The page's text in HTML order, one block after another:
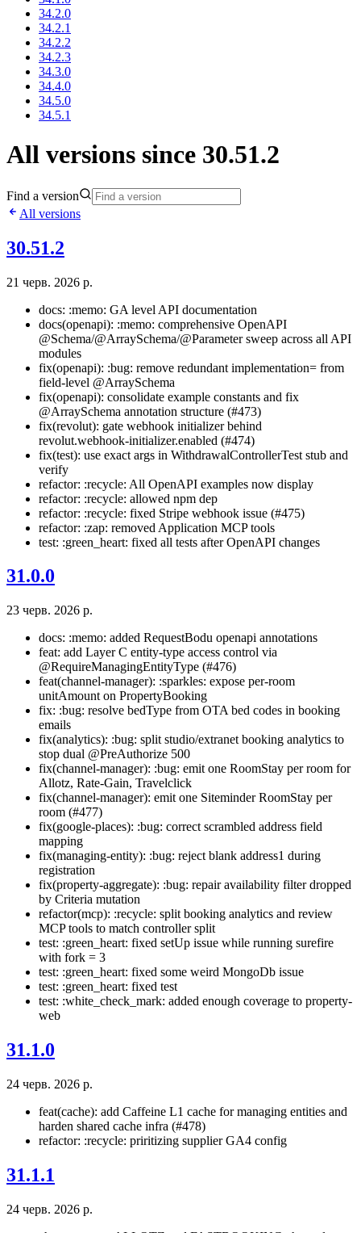
34.2.0
34.2.1
34.2.2
34.2.3
34.3.0
34.4.0
34.5.0
34.5.1
All versions since 30.51.2
Find a version
All versions
30.51.2
21 черв. 2026 р.
docs: :memo: GA level API documentation
docs(openapi): :memo: comprehensive OpenAPI
@Schema/@ArraySchema/@Parameter sweep across all API
modules
fix(openapi): :bug: remove redundant implementation= from
field-level @ArraySchema
fix(openapi): consolidate example constants and fix
@ArraySchema annotation structure (#473)
fix(revolut): gate webhook initializer behind
revolut.webhook-initializer.enabled (#474)
fix(test): use exact args in WithdrawalControllerTest stub and
verify
refactor: :recycle: All OpenAPI examples now display
refactor: :recycle: allowed npm dep
refactor: :recycle: fixed Stripe webhook issue (#475)
refactor: :zap: removed Application MCP tools
test: :green_heart: fixed all tests after OpenAPI changes
31.0.0
23 черв. 2026 р.
docs: :memo: added RequestBodu openapi annotations
feat: add Layer C entity-type access control via
@RequireManagingEntityType (#476)
feat(channel-manager): :sparkles: expose per-room
unitAmount on PropertyBooking
fix: :bug: resolve bedType from OTA bed codes in booking
emails
fix(analytics): :bug: split studio/extranet booking analytics to
stop dual @PreAuthorize 500
fix(channel-manager): :bug: emit one RoomStay per room for
Allotz, Rate-Gain, Travelclick
fix(channel-manager): emit one Siteminder RoomStay per
room (#477)
fix(google-places): :bug: correct scrambled address field
mapping
fix(managing-entity): :bug: reject blank address1 during
registration
fix(property-aggregate): :bug: repair availability filter dropped
by Criteria mutation
refactor(mcp): :recycle: split booking analytics and review
MCP tools to match controller split
test: :green_heart: fixed setUp issue while running surefire
with fork = 3
test: :green_heart: fixed some weird MongoDb issue
test: :green_heart: fixed test
test: :white_check_mark: added enough coverage to property-
web
31.1.0
24 черв. 2026 р.
feat(cache): add Caffeine L1 cache for managing entities and
harden shared cache infra (#478)
refactor: :recycle: priritizing supplier GA4 config
31.1.1
24 черв. 2026 р.